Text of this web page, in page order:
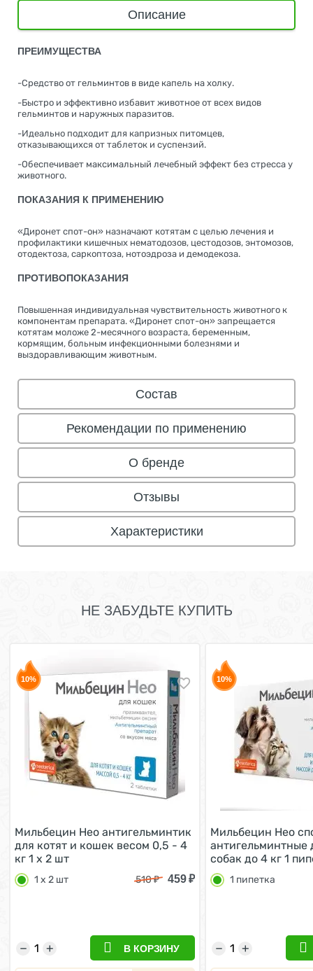
Описание
ПРЕИМУЩЕСТВА
-Средство от гельминтов в виде капель на холку.
-Быстро и эффективно избавит животное от всех видов
гельминтов и наружных паразитов.
-Идеально подходит для капризных питомцев,
отказывающихся от таблеток и суспензий.
-Обеспечивает максимальный лечебный эффект без стресса у
животного.
ПОКАЗАНИЯ К ПРИМЕНЕНИЮ
«Диронет спот-он» назначают котятам с целью лечения и
профилактики кишечных нематодозов, цестодозов, энтомозов,
отодектоза, саркоптоза, нотоэдроза и демодекоза.
ПРОТИВОПОКАЗАНИЯ
Повышенная индивидуальная чувствительность животного к
компонентам препарата. «Диронет спот-он» запрещается
котятам моложе 2-месячного возраста, беременным,
кормящим, больным инфекционными болезнями и
выздоравливающим животным.
Состав
Рекомендации по применению
О бренде
Отзывы
Характеристики
НЕ ЗАБУДЬТЕ КУПИТЬ
10%
Мильбецин Нео антигельминтик
для котят и кошек весом 0,5 - 4
кг 1 х 2 шт
1 х 2 шт 510₽ 459₽
+
− В КОРЗИНУ
10%
Мильбецин Нео
антигельминтные
собак до 4 кг 1
1 пипетка
+
−